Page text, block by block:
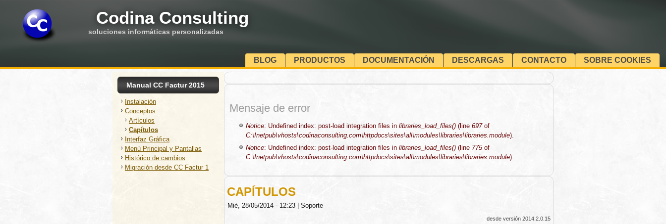
Codina Consulting
soluciones informáticas personalizadas
BLOG PRODUCTOS DOCUMENTACIÓN DESCARGAS CONTACTO SOBRE COOKIES
Manual CC Factur 2015
Instalación
Conceptos
Artículos
Capítulos
Interfaz Gráfica
Menú Principal y Pantallas
Histórico de cambios
Migración desde CC Factur 1
Mensaje de error
Notice: Undefined index: post-load integration files in libraries_load_files() (line 697of
C:\Inetpub\vhosts\codinaconsulting.com\httpdocs\sites\all\modules\libraries\libraries.module).
Notice: Undefined index: post-load integration files in libraries_load_files() (line 775of
C:\Inetpub\vhosts\codinaconsulting.com\httpdocs\sites\all\modules\libraries\libraries.module).
CAPÍTULOS
Mié, 28/05/2014 - 12:23 Soporte
desde versión 2014.2.0.15